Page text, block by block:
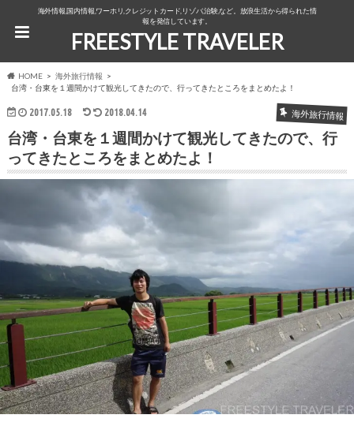
海外情報,国内情報,ワーホリ,クレジットカード,リゾバ,治験,など。放浪生活から得られた情
報を発信しています。
FREESTYLE TRAVELER
HOME
海外旅行情報
台湾・台東を１週間かけて観光してきたので、行ってきたところをまとめたよ！
2017.05.18 2018.04.14 海外旅行情報
台湾・台東を１週間かけて観光してきたので、行
ってきたところをまとめたよ！